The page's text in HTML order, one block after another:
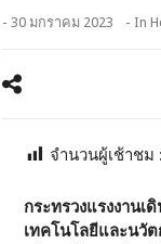
- 30 มกราคม 2023 - In
จำนวนผู้เช้าช
กระทรวงแรงงานเ
เทคโนโลยีและนวั